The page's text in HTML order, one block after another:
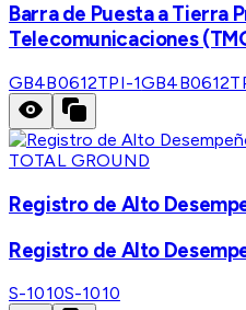
Barra de Puesta a Tierra
Telecomunicaciones
GB4B0612TPI-1
TOTAL GROUND
Registro de Alto
Registro de Alto
S-1010S-1010